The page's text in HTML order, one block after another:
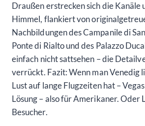
Draußen erstrecken sich die Kanäle
Himmel, flankiert von
Nachbildungen des Campanile di
Ponte di Rialto und des Palazzo
einfach nicht sattsehen – die
verrückt. Fazit: Wenn man Venedig
Lust auf lange Flugzeiten hat –
Lösung – also für Amerikaner. Oder
Besucher.